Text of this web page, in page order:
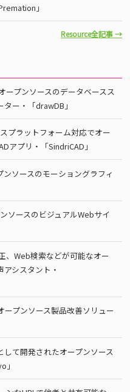
」
Resource全記事 →
ープンソースのデータベースス
ー・「drawDB」
プラットフォーム対応でオー
アプリ・「SindriCAD」
ソースのモーショングラフィ
ソースのビジュアルWebサイ
、Web検索などが可能なオー
シスタント・
プンソース製品改善ソリュー
て開発されたオープンソース
」